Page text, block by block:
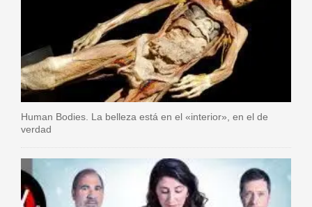
Human Bodies. La belleza está en el «interior», en el de
verdad